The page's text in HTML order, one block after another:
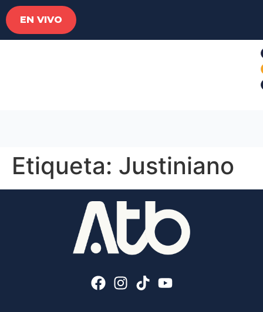
EN VIVO
Etiqueta: Justiniano